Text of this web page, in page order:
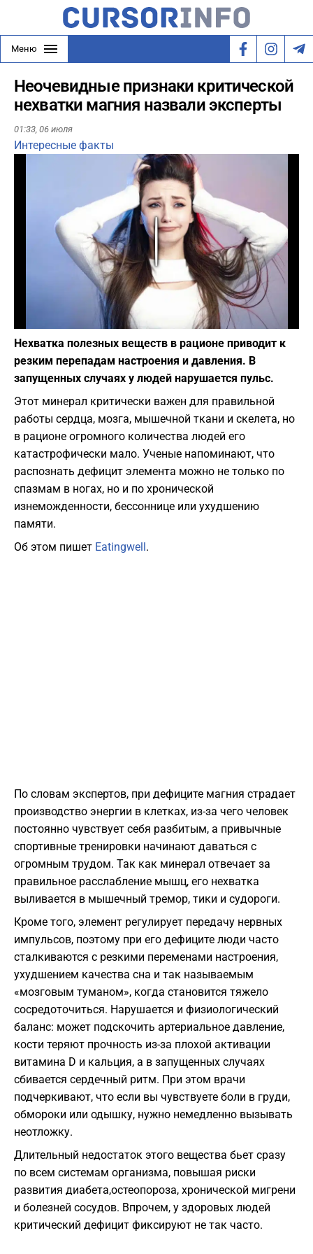
Меню
Неочевидные признаки критической
нехватки магния назвали эксперты
01:33, 06 июля
Интересные факты
Play
Фото: depositphotos.com
Нехватка полезных веществ в рационе приводит к
резким перепадам настроения и давления. В
запущенных случаях у людей нарушается пульс.
Этот минерал критически важен для правильной
работы сердца, мозга, мышечной ткани и скелета, но
в рационе огромного количества людей его
катастрофически мало. Ученые напоминают, что
распознать дефицит элемента можно не только по
спазмам в ногах, но и по хронической
изнеможденности, бессоннице или ухудшению
памяти.
Об этом пишет Eatingwell .
По словам экспертов, при дефиците магния страдает
производство энергии в клетках, из-за чего человек
постоянно чувствует себя разбитым, а привычные
спортивные тренировки начинают даваться с
огромным трудом. Так как минерал отвечает за
правильное расслабление мышц, его нехватка
выливается в мышечный тремор, тики и судороги.
Кроме того, элемент регулирует передачу нервных
импульсов, поэтому при его дефиците люди часто
сталкиваются с резкими переменами настроения,
ухудшением качества сна и так называемым
«мозговым туманом», когда становится тяжело
сосредоточиться. Нарушается и физиологический
баланс: может подскочить артериальное давление,
кости теряют прочность из-за плохой активации
витамина D и кальция, а в запущенных случаях
сбивается сердечный ритм. При этом врачи
подчеркивают, что если вы чувствуете боли в груди,
обмороки или одышку, нужно немедленно вызывать
неотложку.
Длительный недостаток этого вещества бьет сразу
по всем системам организма, повышая риски
развития диабета,остеопороза, хронической мигрени
и болезней сосудов. Впрочем, у здоровых людей
критический дефицит фиксируют не так часто.